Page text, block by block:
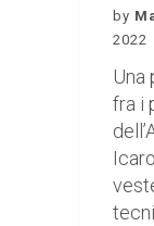
by
2022
Una
fra i